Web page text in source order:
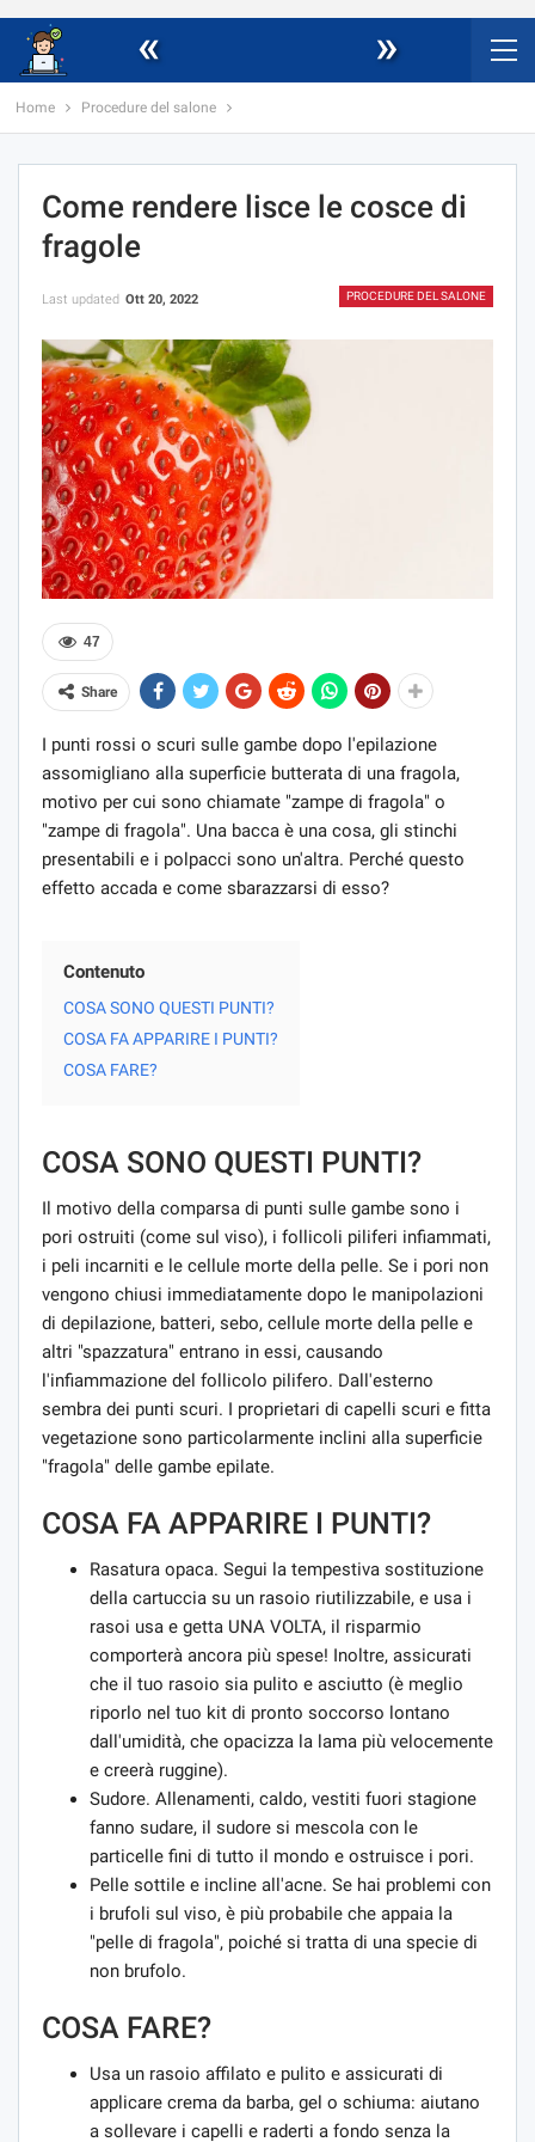
« »
Home Procedure del salone
Come rendere lisce le cosce di
fragole
PROCEDURE DEL SALONE
Last updated Ott 20, 2022
47
Share
I punti rossi o scuri sulle gambe dopo l'epilazione
assomigliano alla superficie butterata di una fragola,
motivo per cui sono chiamate "zampe di fragola" o
"zampe di fragola". Una bacca è una cosa, gli stinchi
presentabili e i polpacci sono un'altra. Perché questo
effetto accada e come sbarazzarsi di esso?
Contenuto
COSA SONO QUESTI PUNTI?
COSA FA APPARIRE I PUNTI?
COSA FARE?
COSA SONO QUESTI PUNTI?
Il motivo della comparsa di punti sulle gambe sono i
pori ostruiti (come sul viso), i follicoli piliferi infiammati,
i peli incarniti e le cellule morte della pelle. Se i pori non
vengono chiusi immediatamente dopo le manipolazioni
di depilazione, batteri, sebo, cellule morte della pelle e
altri "spazzatura" entrano in essi, causando
l'infiammazione del follicolo pilifero. Dall'esterno
sembra dei punti scuri. I proprietari di capelli scuri e fitta
vegetazione sono particolarmente inclini alla superficie
"fragola" delle gambe epilate.
COSA FA APPARIRE I PUNTI?
Rasatura opaca. Segui la tempestiva sostituzione
della cartuccia su un rasoio riutilizzabile, e usa i
rasoi usa e getta UNA VOLTA, il risparmio
comporterà ancora più spese! Inoltre, assicurati
che il tuo rasoio sia pulito e asciutto (è meglio
riporlo nel tuo kit di pronto soccorso lontano
dall'umidità, che opacizza la lama più velocemente
e creerà ruggine).
Sudore. Allenamenti, caldo, vestiti fuori stagione
fanno sudare, il sudore si mescola con le
particelle fini di tutto il mondo e ostruisce i pori.
Pelle sottile e incline all'acne. Se hai problemi con
i brufoli sul viso, è più probabile che appaia la
"pelle di fragola", poiché si tratta di una specie di
non brufolo.
COSA FARE?
Usa un rasoio affilato e pulito e assicurati di
applicare crema da barba, gel o schiuma: aiutano
a sollevare i capelli e raderti a fondo senza la